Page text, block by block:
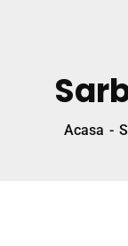
Acasa